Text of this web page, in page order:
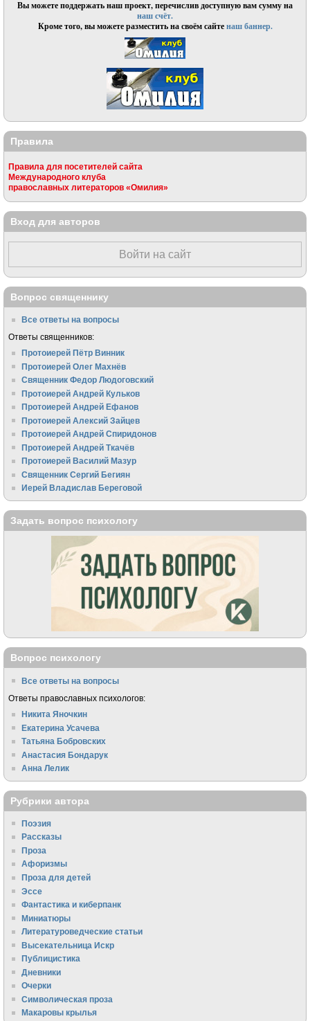
Вы можете поддержать наш проект, перечислив доступную вам сумму на
наш счёт.
Кроме того, вы можете разместить на своём сайтенаш баннер.
Правила
Правила для посетителей сайта
Международного клуба
православных литераторов «Омилия»
Вход для авторов
Войти на сайт
Вопрос священнику
Все ответы на вопросы
Ответы священников:
Протоиерей Пётр Винник
Протоиерей Олег Махнёв
Священник Федор Людоговский
Протоиерей Андрей Кульков
Протоиерей Андрей Ефанов
Протоиерей Алексий Зайцев
Протоиерей Андрей Спиридонов
Протоиерей Андрей Ткачёв
Протоиерей Василий Мазур
Священник Сергий Бегиян
Иерей Владислав Береговой
Задать вопрос психологу
Вопрос психологу
Все ответы на вопросы
Ответы православных психологов:
Никита Яночкин
Екатерина Усачева
Татьяна Бобровских
Анастасия Бондарук
Анна Лелик
Рубрики автора
Поэзия
Рассказы
Проза
Афоризмы
Проза для детей
Эссе
Фантастика и киберпанк
Миниатюры
Литературоведческие статьи
Высекательница Искр
Публицистика
Дневники
Очерки
Символическая проза
Макаровы крылья